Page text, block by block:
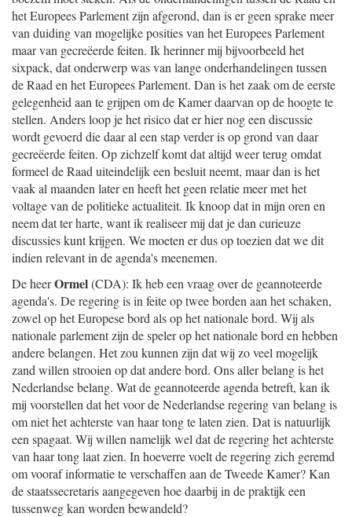
het Europees Parlement zijn afgerond, dan is er geen sprake meer
van duiding van mogelijke posities van het Europees Parlement
maar van gecreëerde feiten. Ik herinner mij bijvoorbeeld het
sixpack, dat onderwerp was van lange onderhandelingen tussen
de Raad en het Europees Parlement. Dan is het zaak om de eerste
gelegenheid aan te grijpen om de Kamer daarvan op de hoogte te
stellen. Anders loop je het risico dat er hier nog een discussie
wordt gevoerd die daar al een stap verder is op grond van daar
gecreëerde feiten. Op zichzelf komt dat altijd weer terug omdat
formeel de Raad uiteindelijk een besluit neemt, maar dan is het
vaak al maanden later en heeft het geen relatie meer met het
voltage van de politieke actualiteit. Ik knoop dat in mijn oren en
neem dat ter harte, want ik realiseer mij dat je dan curieuze
discussies kunt krijgen. We moeten er dus op toezien dat we dit
indien relevant in de agenda's meenemen.
De heerOrmel(CDA): Ik heb een vraag over de geannoteerde
agenda's. De regering is in feite op twee borden aan het schaken,
zowel op het Europese bord als op het nationale bord. Wij als
nationale parlement zijn de speler op het nationale bord en hebben
andere belangen. Het zou kunnen zijn dat wij zo veel mogelijk
zand willen strooien op dat andere bord. Ons aller belang is het
Nederlandse belang. Wat de geannoteerde agenda betreft, kan ik
mij voorstellen dat het voor de Nederlandse regering van belang is
om niet het achterste van haar tong te laten zien. Dat is natuurlijk
een spagaat. Wij willen namelijk wel dat de regering het achterste
van haar tong laat zien. In hoeverre voelt de regering zich geremd
om vooraf informatie te verschaffen aan de Tweede Kamer? Kan
de staatssecretaris aangegeven hoe daarbij in de praktijk een
tussenweg kan worden bewandeld?